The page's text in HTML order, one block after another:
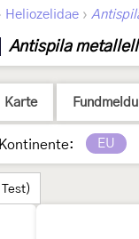
Heliozelidae ›
Antispila
Karte
Kontinente: EU